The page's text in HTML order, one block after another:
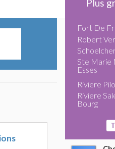
Plus
Fort De
Robert
Ste Marie
Esses
Riviere
Riviere
Bourg